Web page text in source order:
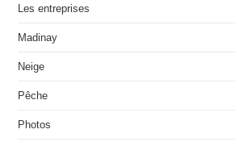
Les entreprises
Madinay
Neige
Pêche
Photos